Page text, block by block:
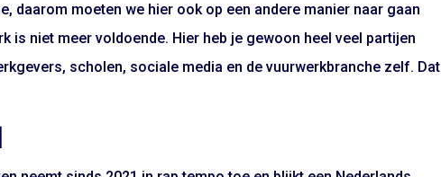
daarom moeten we hier ook op een andere manier naar gaan
is niet meer voldoende. Hier heb je gewoon heel veel partijen
scholen, sociale media en de vuurwerkbranche zelf. Dat